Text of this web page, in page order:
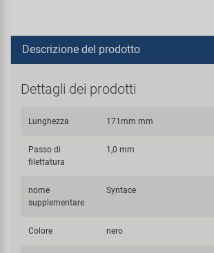
Descrizione del prodotto
Dettagli dei prodotti
Lunghezza 171mm mm
Passo di
filettatura
1,0 mm
nome
supplementare
Syntace
Colore nero